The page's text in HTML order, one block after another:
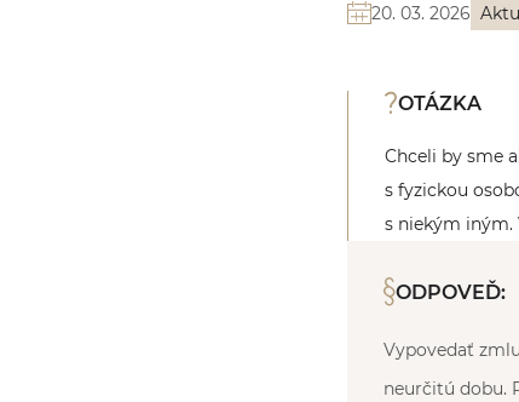
20. 03. 2026
OTÁZKA
Chceli by sme
s fyzickou
s niekým iným.
ODPOVEĎ:
Vypovedať
neurčitú dobu.